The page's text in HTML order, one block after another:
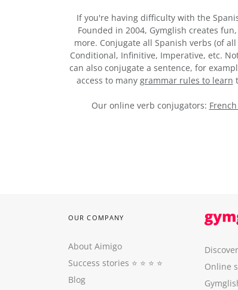
If you're having difficulty with the
Founded in 2004, Gymglish creates
more. Conjugate all Spanish verbs (of
Conditional, Infinitive, Imperative, etc.
can also conjugate a sentence, for
access to many grammar rules to learn
Our online verb conjugators:
OUR COMPANY
About Aimigo
Success stories ⭐️ ⭐️ ⭐️ ⭐️
Blog
Online